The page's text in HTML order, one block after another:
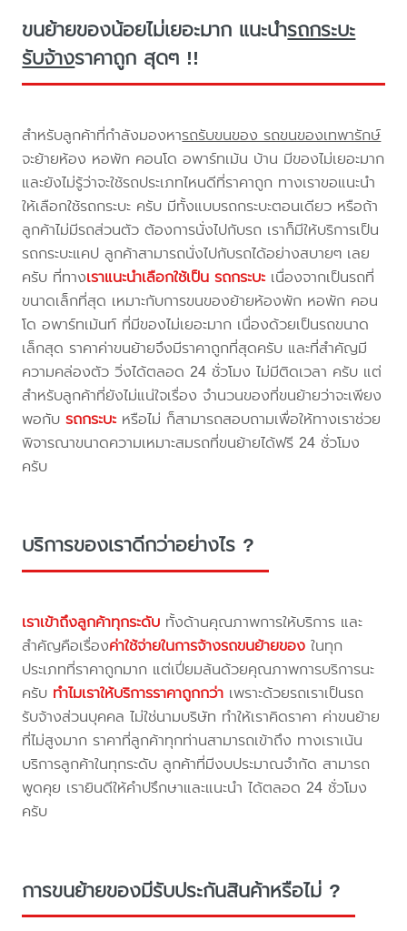
ขนย้ายของน้อยไม่เยอะมาก แนะนำรถกระบะ
รับจ้างราคาถูก สุดๆ !!
สำหรับลูกค้าที่กำลังมองหารถรับขนของ รถขนของเทพารักษ์
จะย้ายห้อง หอพัก คอนโด อพาร์ทเม้น บ้าน มีของไม่เยอะมาก
และยังไม่รู้ว่าจะใช้รถประเภทไหนดีที่ราคาถูก ทางเราขอแนะนำ
ให้เลือกใช้รถกระบะ ครับ มีทั้งแบบรถกระบะตอนเดียว หรือถ้า
ลูกค้าไม่มีรถส่วนตัว ต้องการนั่งไปกับรถ เราก็มีให้บริการเป็น
รถกระบะแคป ลูกค้าสามารถนั่งไปกับรถได้อย่างสบายๆ เลย
ครับ ที่ทางเราแนะนำเลือกใช้เป็น รถกระบะ เนื่องจากเป็นรถที่
ขนาดเล็กที่สุด เหมาะกับการขนของย้ายห้องพัก หอพัก คอน
โด อพาร์ทเม้นท์ ที่มีของไม่เยอะมาก เนื่องด้วยเป็นรถขนาด
เล็กสุด ราคาค่าขนย้ายจึงมีราคาถูกที่สุดครับ และที่สำคัญมี
ความคล่องตัว วิ่งได้ตลอด 24 ชั่วโมง ไม่มีติดเวลา ครับ แต่
สำหรับลูกค้าที่ยังไม่แน่ใจเรื่อง จำนวนของที่ขนย้ายว่าจะเพียง
พอกับรถกระบะ หรือไม่ ก็สามารถสอบถามเพื่อให้ทางเราช่วย
พิจารณาขนาดความเหมาะสมรถที่ขนย้ายได้ฟรี 24 ชั่วโมง
ครับ
บริการของเราดีกว่าอย่างไร ?
เราเข้าถึงลูกค้าทุกระดับ ทั้งด้านคุณภาพการให้บริการ และ
สำคัญคือเรื่องค่าใช้จ่ายในการจ้างรถขนย้ายของ ในทุก
ประเภทที่ราคาถูกมาก แต่เปี่ยมล้นด้วยคุณภาพการบริการนะ
ครับ ทำไมเราให้บริการราคาถูกกว่า เพราะด้วยรถเราเป็นรถ
รับจ้างส่วนบุคคล ไม่ใช่นามบริษัท ทำให้เราคิดราคา ค่าขนย้าย
ที่ไม่สูงมาก ราคาที่ลูกค้าทุกท่านสามารถเข้าถึง ทางเราเน้น
บริการลูกค้าในทุกระดับ ลูกค้าที่มีงบประมาณจำกัด สามารถ
พูดคุย เรายินดีให้คำปรึกษาและแนะนำ ได้ตลอด 24 ชั่วโมง
ครับ
การขนย้ายของมีรับประกันสินค้าหรือไม่ ?